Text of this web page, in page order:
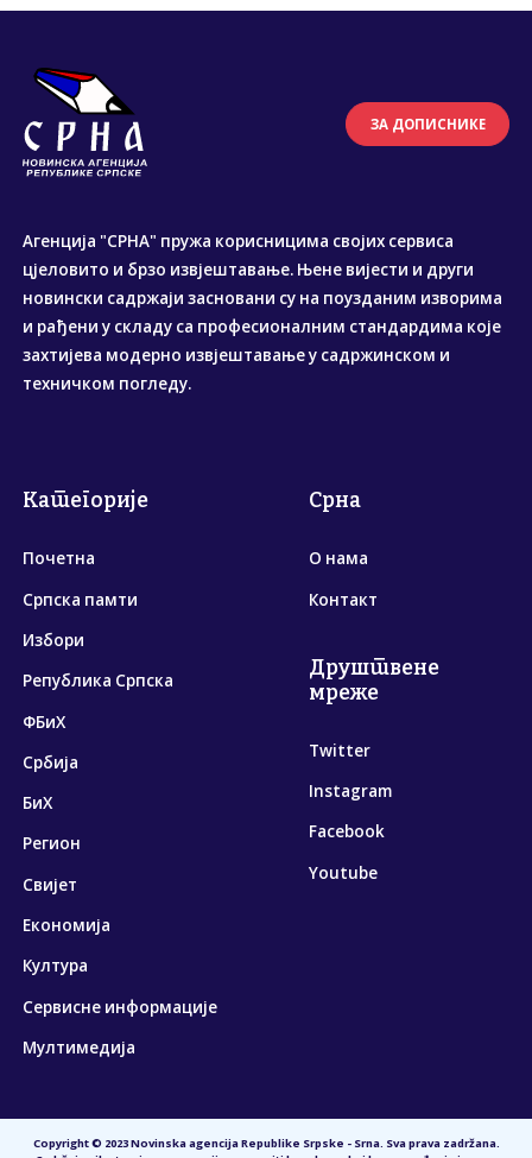
ЗА ДОПИСНИКЕ
Агенција "СРНА" пружа корисницима својих сервиса
цјеловито и брзо извјештавање. Њене вијести и други
новински садржаји засновани су на поузданим изворима
и рађени у складу са професионалним стандардима које
захтијева модерно извјештавање у садржинском и
техничком погледу.
Категорије
Почетна
Српска памти
Избори
Република Српска
ФБиХ
Србија
БиХ
Регион
Свијет
Економија
Култура
Сервисне информације
Мултимедија
Срна
О нама
Контакт
Друштвене
мреже
Twitter
Instagram
Facebook
Youtube
Copyright © 2023 Novinska agencija Republike Srpske - Srna. Sva prava zadržana.